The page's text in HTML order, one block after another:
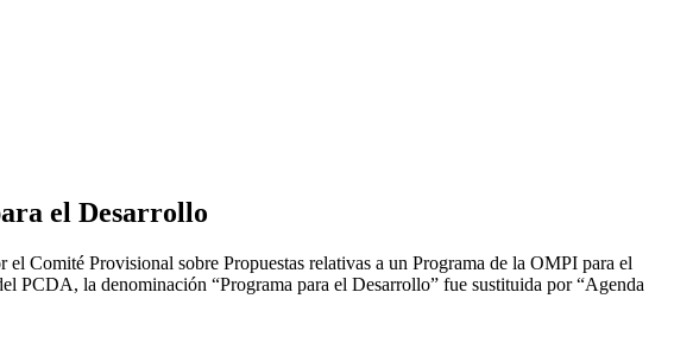
el Desarrollo
Comité Provisional sobre Propuestas relativas a un Programa de la OMPI para el
PCDA, la denominación “Programa para el Desarrollo” fue sustituida por “Agenda